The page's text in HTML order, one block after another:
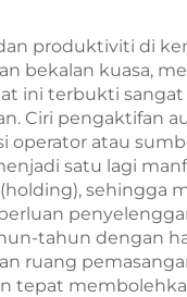
produktiviti di
bekalan kuasa,
ini terbukti
Ciri pengaktifan
atau
satu lagi
sehingga
tahun dengan
ruang
tepat